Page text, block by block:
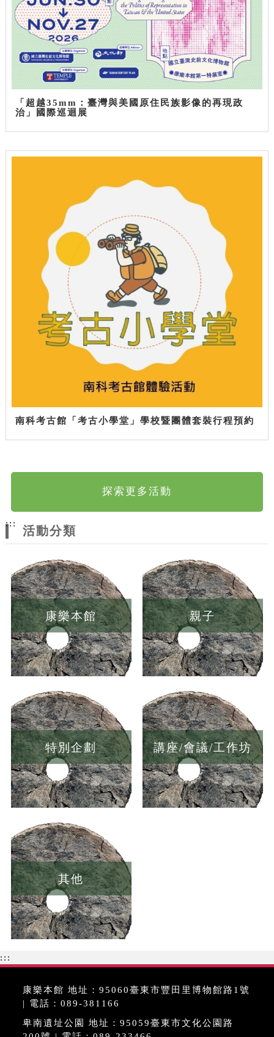
「超越35mm：臺灣與美國原住民族影像的再現政
治」國際巡迴展
南科考古館「考古小學堂」學校暨團體套裝行程預約
探索更多活動
:::
活動分類
康樂本館 親子
特別企劃 講座/會議/工作坊
其他
:::
康樂本館 地址：95060臺東市豐田里博物館路1號
| 電話：089-381166
卑南遺址公園 地址：95059臺東市文化公園路